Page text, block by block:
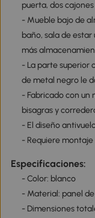
puerta, dos
- Mueble bajo de
baño, sala de
más
- La parte superior
de metal negro le
- Fabricado con un
bisagras y
- El diseño
- Requiere montaje
Especificaciones:
- Color: blanco
- Material: panel
- Dimensiones